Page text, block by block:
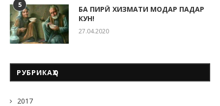
5
БА ПИРӢ ХИЗМАТИ МОДАР ПАДАР
КУН!
27.04.2020
РУБРИКАҲО
2017